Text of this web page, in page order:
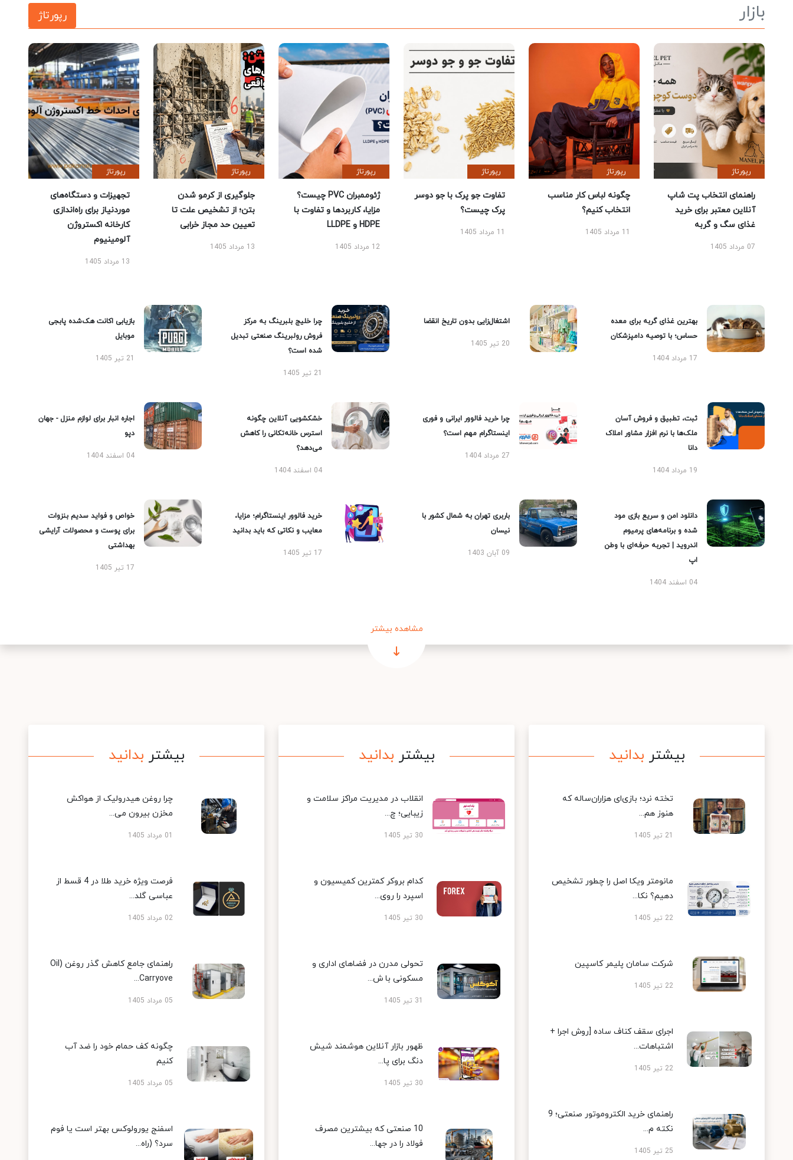
بازار رپورتاژ
رپورتاژ
راهنمای انتخاب پت شاپ
آنلاین معتبر برای خرید
غذای سگ و گربه
07 مرداد 1405
رپورتاژ
چگونه لباس کار مناسب
انتخاب کنیم؟
11 مرداد 1405
رپورتاژ
تفاوت جو پرک با جو دوسر
پرک چیست؟
11 مرداد 1405
رپورتاژ
ژئوممبران PVC چیست؟
مزایا، کاربردها و تفاوت با
HDPE و LLDPE
12 مرداد 1405
رپورتاژ
جلوگیری از کرمو شدن
بتن؛ از تشخیص علت تا
تعیین حد مجاز خرابی
13 مرداد 1405
رپورتاژ
تجهیزات و دستگاه‌های
موردنیاز برای راه‌اندازی
کارخانه اکستروژن
آلومینیوم
13 مرداد 1405
بهترین غذای گربه برای معده
حساس؛ با توصیه دامپزشکان
17 مرداد 1404
اشتغال‌زایی بدون تاریخ انقضا
20 تیر 1405
چرا خلیج بلبرینگ به مرکز
فروش رولبرینگ صنعتی تبدیل
شده است؟
21 تیر 1405
بازیابی اکانت هک‌شده پابجی
موبایل
21 تیر 1405
ثبت، تطبیق و فروش آسان
ملک‌ها با نرم افزار مشاور املاک
دانا
19 مرداد 1404
چرا خرید فالوور ایرانی و فوری
اینستاگرام مهم است؟
27 مرداد 1404
خشکشویی آنلاین چگونه
استرس خانه‌تکانی را کاهش
می‌دهد؟
04 اسفند 1404
اجاره انبار برای لوازم منزل - جهان
دپو
04 اسفند 1404
دانلود امن و سریع بازی مود
شده و برنامه‌های پرمیوم
اندروید | تجربه حرفه‌ای با وطن
اپ
04 اسفند 1404
باربری تهران به شمال کشور با
نیسان
09 آبان 1403
خرید فالوور اینستاگرام؛ مزایا،
معایب و نکاتی که باید بدانید
17 تیر 1405
خواص و فواید سدیم بنزوات
برای پوست و محصولات آرایشی
بهداشتی
17 تیر 1405
مشاهده بیشتر
بیشتر بدانید
تخته نرد؛ بازی‌ای هزاران‌ساله که
هنوز هم...
21 تیر 1405
مانومتر ویکا اصل را چطور تشخیص
دهیم؟ نکا...
22 تیر 1405
شرکت سامان پلیمر کاسپین
22 تیر 1405
اجرای سقف کناف ساده [روش اجرا +
اشتباهات...
22 تیر 1405
راهنمای خرید الکتروموتور صنعتی؛ 9
نکته م...
25 تیر 1405
بیشتر بدانید
انقلاب در مدیریت مراکز سلامت و
زیبایی؛ چ...
30 تیر 1405
کدام بروکر کمترین کمیسیون و
اسپرد را روی...
30 تیر 1405
تحولی مدرن در فضاهای اداری و
مسکونی با ش...
31 تیر 1405
ظهور بازار آنلاین هوشمند شیش
دنگ برای پا...
30 تیر 1405
10 صنعتی که بیشترین مصرف
فولاد را در جها...
بیشتر بدانید
چرا روغن هیدرولیک از هواکش
مخزن بیرون می...
01 مرداد 1405
فرصت ویژه خرید طلا در 4 قسط از
عباسی گلد...
02 مرداد 1405
راهنمای جامع کاهش گذر روغن (Oil
Carryove...
05 مرداد 1405
چگونه کف حمام خود را ضد آب
کنیم
05 مرداد 1405
اسفنج یورولوکس بهتر است یا فوم
سرد؟ (راه...